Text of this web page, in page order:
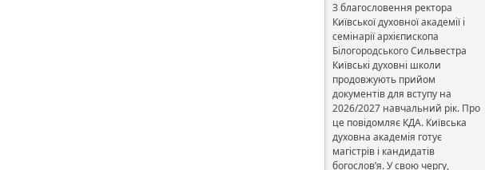
З благословення ректора
Київської духовної академії і
семінарії архієпископа
Білогородського Сильвестра
Київські духовні школи
продовжують прийом
документів для вступу на
2026/2027 навчальний рік. Про
це повідомляє КДА. Київська
духовна академія готує
магістрів і кандидатів
богослов’я. У свою чергу,